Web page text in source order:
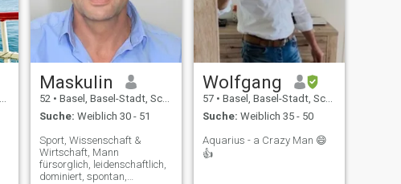
Maskulin
52 • Basel, Basel-Stadt, Schweiz
Suche: Weiblich 30 - 51
Sport, Wissenschaft &
Wirtschaft, Mann
fürsorglich, leidenschaftlich,
dominiert, spontan,
Wolfgang
57 • Basel, Basel-Stadt, Schweiz
Suche: Weiblich 35 - 50
Aquarius - a Crazy Man 😄
👍